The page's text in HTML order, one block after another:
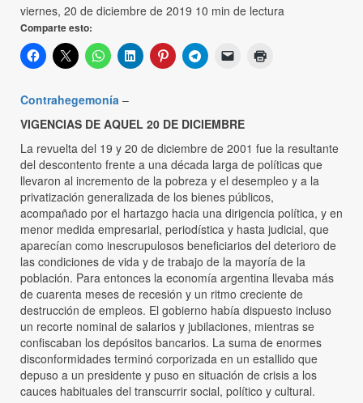
viernes, 20 de diciembre de 2019 10 min de lectura
Comparte esto:
Contrahegemonía –
VIGENCIAS DE AQUEL 20 DE DICIEMBRE
La revuelta del 19 y 20 de diciembre de 2001 fue la resultante
del descontento frente a una década larga de políticas que
llevaron al incremento de la pobreza y el desempleo y a la
privatización generalizada de los bienes públicos,
acompañado por el hartazgo hacia una dirigencia política, y en
menor medida empresarial, periodística y hasta judicial, que
aparecían como inescrupulosos beneficiarios del deterioro de
las condiciones de vida y de trabajo de la mayoría de la
población. Para entonces la economía argentina llevaba más
de cuarenta meses de recesión y un ritmo creciente de
destrucción de empleos. El gobierno había dispuesto incluso
un recorte nominal de salarios y jubilaciones, mientras se
confiscaban los depósitos bancarios. La suma de enormes
disconformidades terminó corporizada en un estallido que
depuso a un presidente y puso en situación de crisis a los
cauces habituales del transcurrir social, político y cultural.